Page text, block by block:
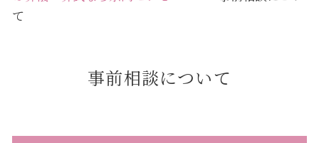
て
事前相談について